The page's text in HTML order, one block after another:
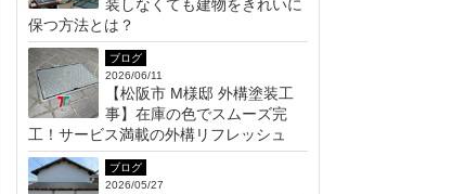
装しなくても建物をきれいに
保つ方法とは？
ブログ
2026/06/11
【松阪市 M様邸 外構塗装工
事】在庫の色でスムーズ完
工！サービス満載の外構リフレッシュ
ブログ
2026/05/27